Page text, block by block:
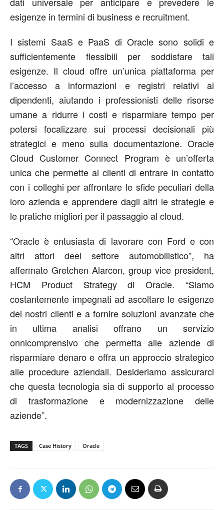
esigenze in termini di business e recruitment.
I sistemi SaaS e PaaS di Oracle sono solidi e
sufficientemente flessibili per soddisfare tali
esigenze. Il cloud offre un’unica piattaforma per
l’accesso a informazioni e registri relativi ai
dipendenti, aiutando i professionisti delle risorse
umane a ridurre i costi e risparmiare tempo per
potersi focalizzare sui processi decisionali più
strategici e meno sulla documentazione. Oracle
Cloud Customer Connect Program è un’offerta
unica che permette ai clienti di entrare in contatto
con i colleghi per affrontare le sfide peculiari della
loro azienda e apprendere dagli altri le strategie e
le pratiche migliori per il passaggio al cloud.
“Oracle è entusiasta di lavorare con Ford e con
altri attori deel settore automobilistico”, ha
affermato Gretchen Alarcon, group vice president,
HCM Product Strategy di Oracle. “Siamo
costantemente impegnati ad ascoltare le esigenze
dei nostri clienti e a fornire soluzioni avanzate che
in ultima analisi offrano un servizio
onnicomprensivo che permetta alle aziende di
risparmiare denaro e offra un approccio strategico
alle procedure aziendali. Desideriamo assicurarci
che questa tecnologia sia di supporto al processo
di trasformazione e modernizzazione delle
aziende”.
TAGS Case History Oracle